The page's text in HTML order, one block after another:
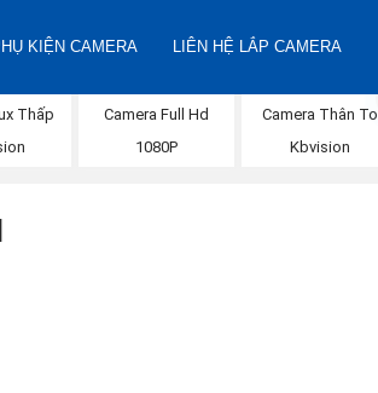
KIỆN CAMERA LIÊN HỆ LẮP CAMERA
Thấp
Camera Full Hd
1080P
Camera Thân To
Kbvision